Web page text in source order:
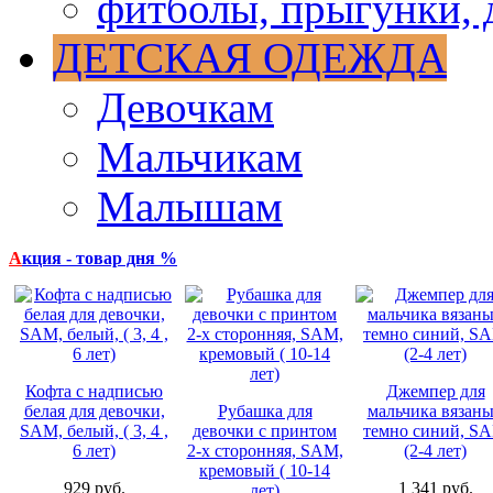
ДЕТСКАЯ ОДЕЖДА
Девочкам
Мальчикам
Малышам
Акция - товар дня %
Кофта с надписью
белая для девочки,
SAM, белый, ( 3, 4 ,
6 лет)
929 руб.
Рубашка для
девочки с принтом
2-х сторонняя, SAM,
кремовый ( 10-14
Джемпер для
мальчика
темно синий,
(2-4 лет)
1 341 руб.